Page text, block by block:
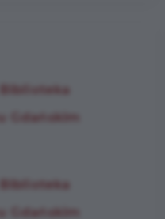
Gdańskim
Gdańskim